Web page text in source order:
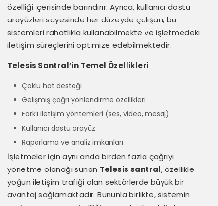
özelliği içerisinde barındırır. Ayrıca, kullanıcı dostu
arayüzleri sayesinde her düzeyde çalışan, bu
sistemleri rahatlıkla kullanabilmekte ve işletmedeki
iletişim süreçlerini optimize edebilmektedir.
Telesis Santral’in Temel Özellikleri
Çoklu hat desteği
Gelişmiş çağrı yönlendirme özellikleri
Farklı iletişim yöntemleri (ses, video, mesaj)
Kullanıcı dostu arayüz
Raporlama ve analiz imkanları
İşletmeler için aynı anda birden fazla çağrıyı
yönetme olanağı sunan Telesis santral, özellikle
yoğun iletişim trafiği olan sektörlerde büyük bir
avantaj sağlamaktadır. Bununla birlikte, sistemin